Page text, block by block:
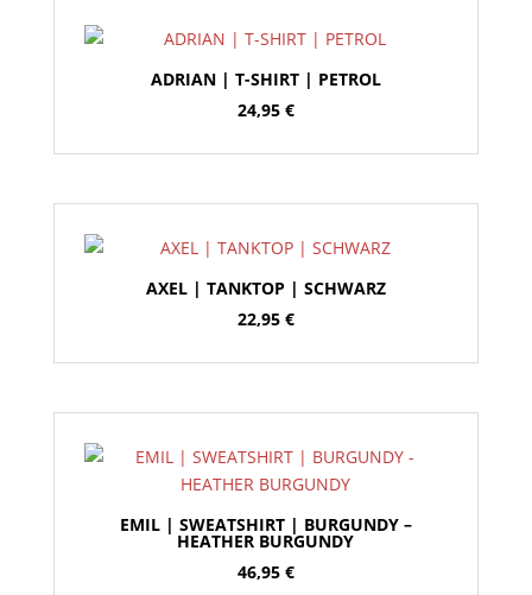
ADRIAN | T-SHIRT | PETROL
24,95 €
AXEL | TANKTOP | SCHWARZ
22,95 €
EMIL | SWEATSHIRT | BURGUNDY –
HEATHER BURGUNDY
46,95 €